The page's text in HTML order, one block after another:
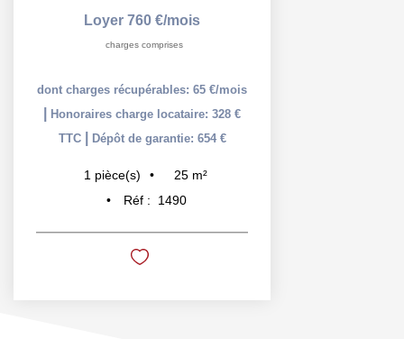
Loyer 760 €/mois
charges comprises
dont charges récupérables: 65 €/mois
Honoraires charge locataire: 328 €
TTC
Dépôt de garantie: 654 €
1 pièce(s) 25 m²
Réf :
1490